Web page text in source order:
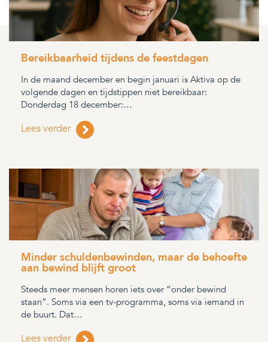
Bereikbaarheid tijdens de feestdagen
In de maand december en begin januari is Aktiva op de
volgende dagen en tijdstippen niet bereikbaar:
Donderdag 18 december:…
Lees verder
Minder schuldenbewinden, maar de behoefte
aan bewind blijft groot
Steeds meer mensen horen iets over “onder bewind
staan”. Soms via een tv-programma, soms via iemand in
de buurt. Dat…
Lees verder